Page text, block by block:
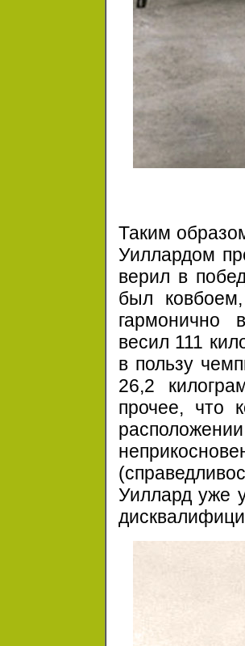
Таким
Уиллардом
верил в
был
гармонично
весил 111
в пользу
26,2
прочее, что
Уиллард уже